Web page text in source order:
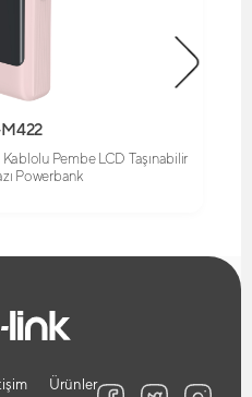
Pembe LCD Taşınabilir
Powerbank
Ürünler